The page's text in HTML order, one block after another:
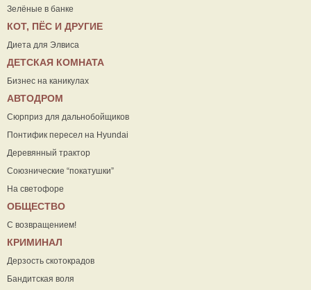
Зелёные в банке
КОТ, ПЁС И ДРУГИЕ
Диета для Элвиса
ДЕТСКАЯ КОМНАТА
Бизнес на каникулах
АВТОДРОМ
Сюрприз для дальнобойщиков
Понтифик пересел на Hyundai
Деревянный трактор
Союзнические “покатушки”
На светофоре
ОБЩЕСТВО
С возвращением!
КРИМИНАЛ
Дерзость скотокрадов
Бандитская воля